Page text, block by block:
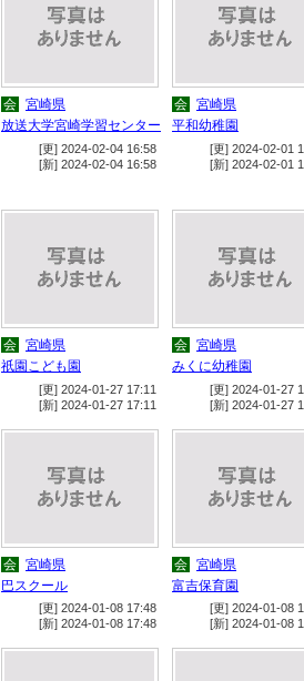
会 宮崎県
放送大学宮崎学習センター
[更] 2024-02-04 16:58
[新] 2024-02-04 16:58
会 宮崎県
平和幼稚園
[更] 2024-02-01
[新] 2024-02-01
会 宮崎県
祇園こども園
[更] 2024-01-27 17:11
[新] 2024-01-27 17:11
会 宮崎県
みくに幼稚園
[更] 2024-01-27
[新] 2024-01-27
会 宮崎県
巴スクール
[更] 2024-01-08 17:48
[新] 2024-01-08 17:48
会 宮崎県
富吉保育園
[更] 2024-01-08
[新] 2024-01-08